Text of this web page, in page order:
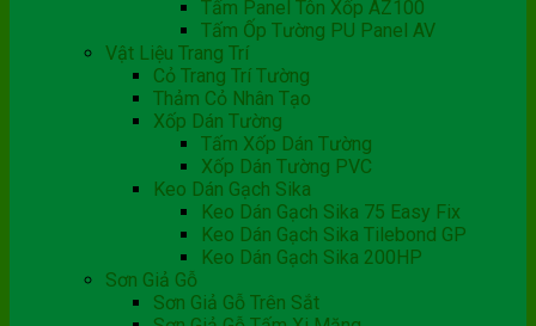
Tấm Panel Tôn Xốp AZ100
Tấm Ốp Tường PU Panel AV
Vật Liệu Trang Trí
Cỏ Trang Trí Tường
Thảm Cỏ Nhân Tạo
Xốp Dán Tường
Tấm Xốp Dán Tường
Xốp Dán Tường PVC
Keo Dán Gạch Sika
Keo Dán Gạch Sika 75 Easy Fix
Keo Dán Gạch Sika Tilebond GP
Keo Dán Gạch Sika 200HP
Sơn Giả Gỗ
Sơn Giả Gỗ Trên Sắt